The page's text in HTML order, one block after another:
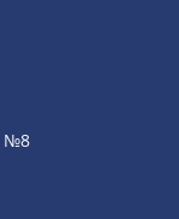
№8